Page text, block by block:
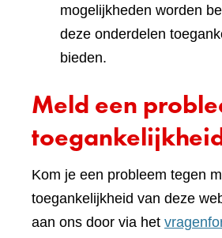
mogelijkheden worden
deze onderdelen
bieden.
Meld een
Kom je een probleem tegen
toegankelijkheid van deze
aan ons door via het